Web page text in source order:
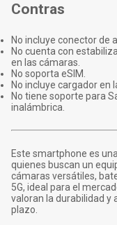
Contras
No incluye conector de
No cuenta con
en las cámaras.
No soporta eSIM.
No incluye cargador en
No tiene soporte para
inalámbrica.
Este smartphone es
quienes buscan un
cámaras versátiles,
5G, ideal para el
valoran la durabilidad y
plazo.